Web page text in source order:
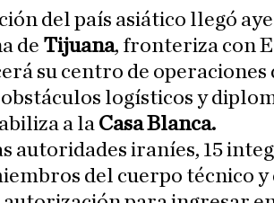
del país asiático llegó
de Tijuana, fronteriza con
su centro de
logísticos y
a la Casa Blanca.
autoridades iraníes, 15
del cuerpo técnico